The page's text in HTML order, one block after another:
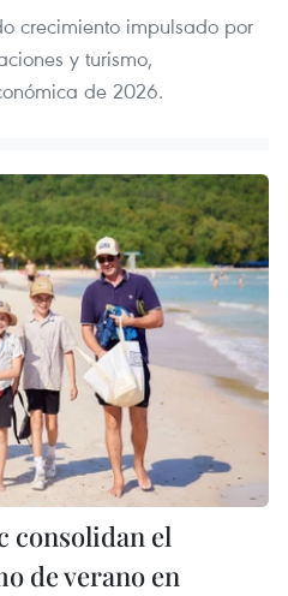
crecimiento impulsado por
y turismo,
de 2026.
consolidan el
de verano en